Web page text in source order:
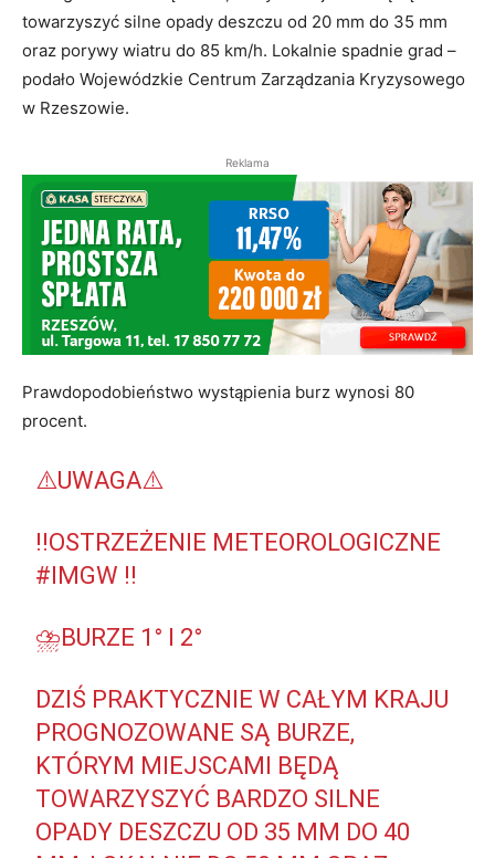
towarzyszyć silne opady deszczu od 20 mm do 35 mm
oraz porywy wiatru do 85 km/h. Lokalnie spadnie grad –
podało Wojewódzkie Centrum Zarządzania Kryzysowego
w Rzeszowie.
Reklama
Prawdopodobieństwo wystąpienia burz wynosi 80
procent.
⚠️UWAGA⚠️
‼️OSTRZEŻENIE METEOROLOGICZNE
#IMGW ‼️
⛈️BURZE 1° I 2°
DZIŚ PRAKTYCZNIE W CAŁYM KRAJU
PROGNOZOWANE SĄ BURZE,
KTÓRYM MIEJSCAMI BĘDĄ
TOWARZYSZYĆ BARDZO SILNE
OPADY DESZCZU OD 35 MM DO 40